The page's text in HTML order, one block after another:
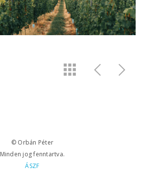
© Orbán Péter
Minden jog fenntartva.
ÁSZF